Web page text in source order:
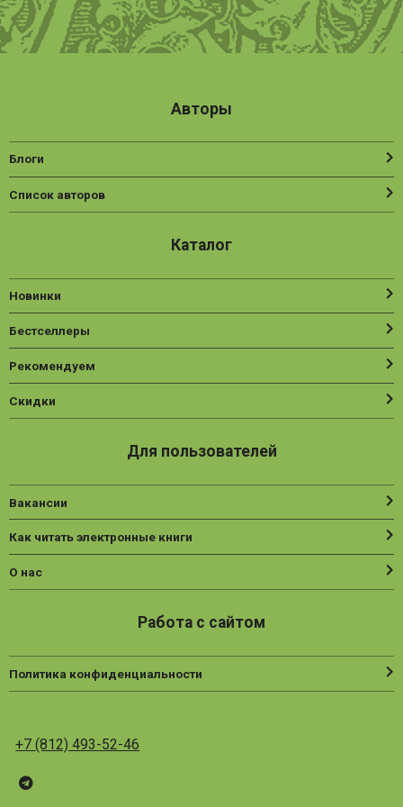
Авторы
Блоги
Список авторов
Каталог
Новинки
Бестселлеры
Рекомендуем
Скидки
Для пользователей
Вакансии
Как читать электронные книги
О нас
Работа с сайтом
Политика конфиденциальности
+7 (812) 493-52-46
Telegram